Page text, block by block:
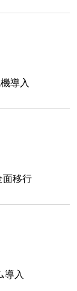
導入
面移行
導入